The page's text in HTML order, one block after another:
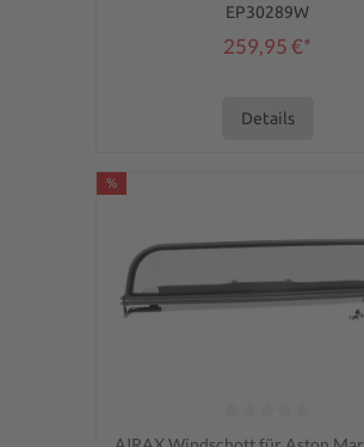
EP30289W
259,95 €*
Details
%
Durchschnittliche Bewertung von